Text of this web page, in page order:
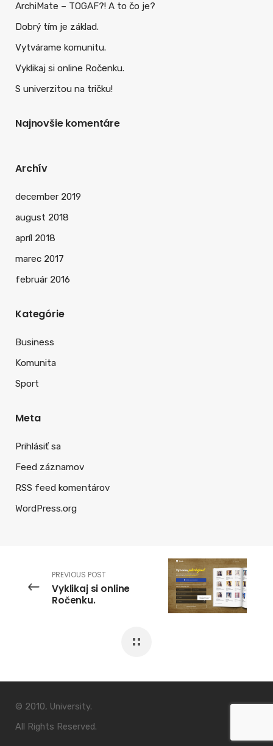
ArchiMate – TOGAF?! A to čo je?
Dobrý tím je základ.
Vytvárame komunitu.
Vyklikaj si online Ročenku.
S univerzitou na tričku!
Najnovšie komentáre
Archív
december 2019
august 2018
apríl 2018
marec 2017
február 2016
Kategórie
Business
Komunita
Sport
Meta
Prihlásiť sa
Feed záznamov
RSS feed komentárov
WordPress.org
PREVIOUS POST
Vyklikaj si online
Ročenku.
© 2010, University.
All Rights Reserved.